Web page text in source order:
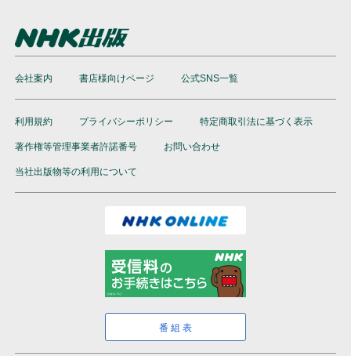
会社案内 書店様向けページ 公式SNS一覧
利用規約 プライバシーポリシー 特定商取引法に基づく表示
著作権等管理事業者許諾番号 お問い合わせ
当社出版物等の利用について
番組表